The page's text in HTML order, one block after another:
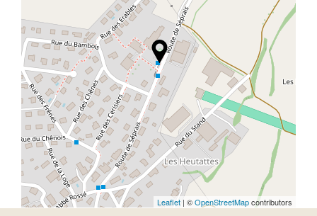
Leaflet | ©OpenStreetMapcontributors